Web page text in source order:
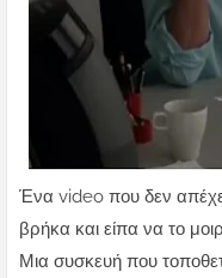
Ένα video που δεν
βρήκα και είπα να το
Μια συσκευή που